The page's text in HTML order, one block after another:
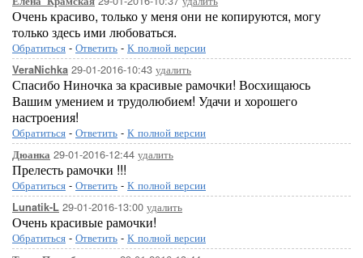
Очень красиво, только у меня они не копируются, могу
только здесь ими любоваться.
Обратиться - Ответить - К полной версии
VeraNichka 29-01-2016-10:43 удалить
Спасибо Ниночка за красивые рамочки! Восхищаюсь
Вашим умением и трудолюбием! Удачи и хорошего
настроения!
Обратиться - Ответить - К полной версии
Дюанка 29-01-2016-12:44 удалить
Прелесть рамочки !!!
Обратиться - Ответить - К полной версии
Lunatik-L 29-01-2016-13:00 удалить
Очень красивые рамочки!
Обратиться - Ответить - К полной версии